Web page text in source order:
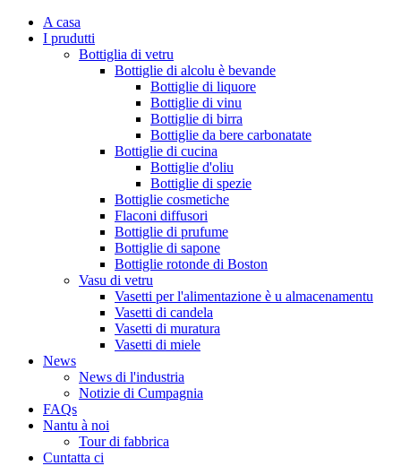
A casa
I prudutti
Bottiglia di vetru
Bottiglie di alcolu è bevande
Bottiglie di liquore
Bottiglie di vinu
Bottiglie di birra
Bottiglie da bere carbonatate
Bottiglie di cucina
Bottiglie d'oliu
Bottiglie di spezie
Bottiglie cosmetiche
Flaconi diffusori
Bottiglie di prufume
Bottiglie di sapone
Bottiglie rotonde di Boston
Vasu di vetru
Vasetti per l'alimentazione è u almacenamentu
Vasetti di candela
Vasetti di muratura
Vasetti di miele
News
News di l'industria
Notizie di Cumpagnia
FAQs
Nantu à noi
Tour di fabbrica
Cuntatta ci